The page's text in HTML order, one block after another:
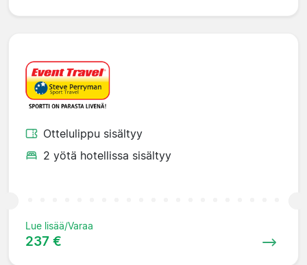
Ottelulippu sisältyy
2 yötä hotellissa sisältyy
Lue lisää/Varaa
237 €